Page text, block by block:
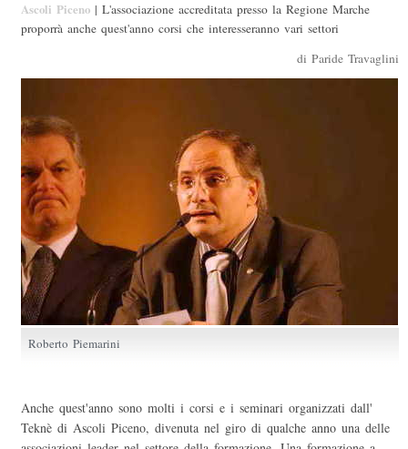
Ascoli Piceno | L'associazione accreditata presso la Regione Marche
proporrà anche quest'anno corsi che interesseranno vari settori
di Paride Travaglini
Roberto Piemarini
Anche quest'anno sono molti i corsi e i seminari organizzati dall'
Teknè di Ascoli Piceno, divenuta nel giro di qualche anno una delle